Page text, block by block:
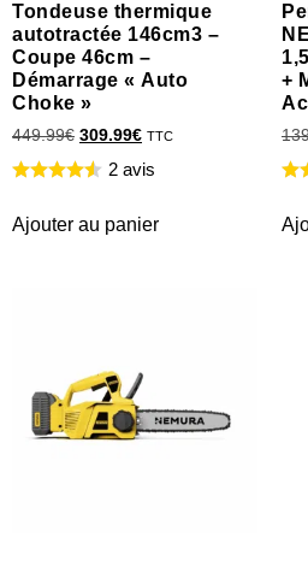
Tondeuse thermique
autotractée 146cm3 –
Coupe 46cm –
Démarrage « Auto
Choke »
449.99€ 309.99€ TTC
2 avis
Ajouter au panier
+